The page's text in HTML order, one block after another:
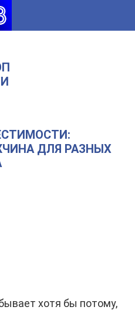
ДЛЯ РАЗНЫХ
хотя бы потому,